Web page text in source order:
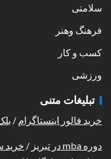
سلامتی
فرهنگ وهنر
کسب و کار
ورزشی
تبلیغات متنی
خرید فالور اینستاگرام / بلک
دوره mba در تبریز / خرید